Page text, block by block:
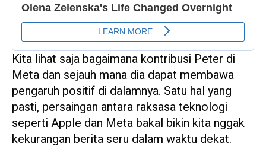
Kita lihat saja bagaimana kontribusi Peter di
Meta dan sejauh mana dia dapat membawa
pengaruh positif di dalamnya. Satu hal yang
pasti, persaingan antara raksasa teknologi
seperti Apple dan Meta bakal bikin kita nggak
kekurangan berita seru dalam waktu dekat.